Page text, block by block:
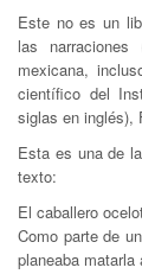
Este no es un
las
mexicana,
científico del
siglas en inglés),
Esta es una de
texto:
El caballero
Como parte de
planeaba matarla